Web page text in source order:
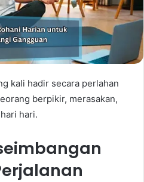
kali hadir secara perlahan
berpikir, merasakan,
hari.